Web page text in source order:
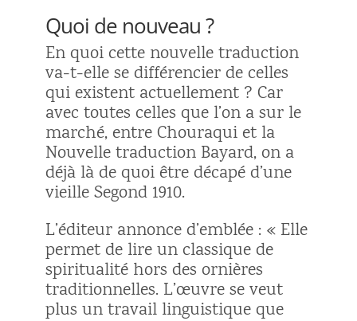
Quoi de nouveau ?
En quoi cette nouvelle traduction
va-t-elle se différencier de celles
qui existent actuellement ? Car
avec toutes celles que l’on asur le
marché, entre Chouraqui et la
Nouvelle traduction Bayard, on a
déjà là de quoi être décapé d’une
vieille Segond 1910.
L’éditeur annonce d’emblée : « Elle
permet de lire un classique de
spiritualité hors des ornières
traditionnelles. L’œuvre se veut
plus un travail linguistique que